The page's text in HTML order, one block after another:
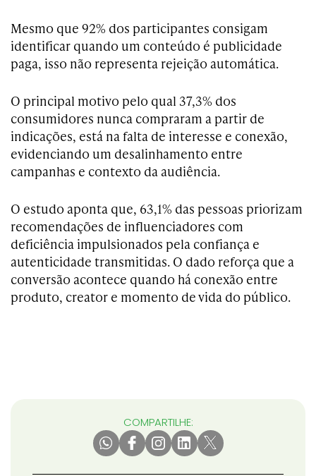
Mesmo que 92% dos participantes consigam
identificar quando um conteúdo é publicidade
paga, isso não representa rejeição automática.
O principal motivo pelo qual 37,3% dos
consumidores nunca compraram a partir de
indicações, está na falta de interesse e conexão,
evidenciando um desalinhamento entre
campanhas e contexto da audiência.
O estudo aponta que, 63,1% das pessoas priorizam
recomendações de influenciadores com
deficiência impulsionados pela confiança e
autenticidade transmitidas. O dado reforça que a
conversão acontece quando há conexão entre
produto, creator e momento de vida do público.
COMPARTILHE: